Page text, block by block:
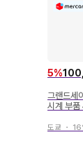
5%
그랜드세
시계 부품
도쿄 ・ 16